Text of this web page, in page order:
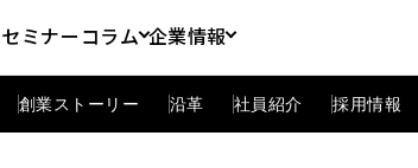
セミナー コラム 企業情報
創業ストーリー 沿革 社員紹介 採用情報